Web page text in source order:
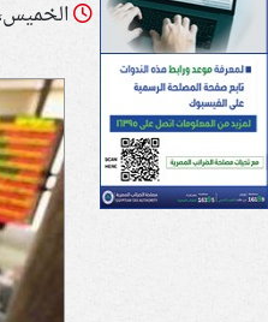
الخميس، 18 سبتمبر 2025